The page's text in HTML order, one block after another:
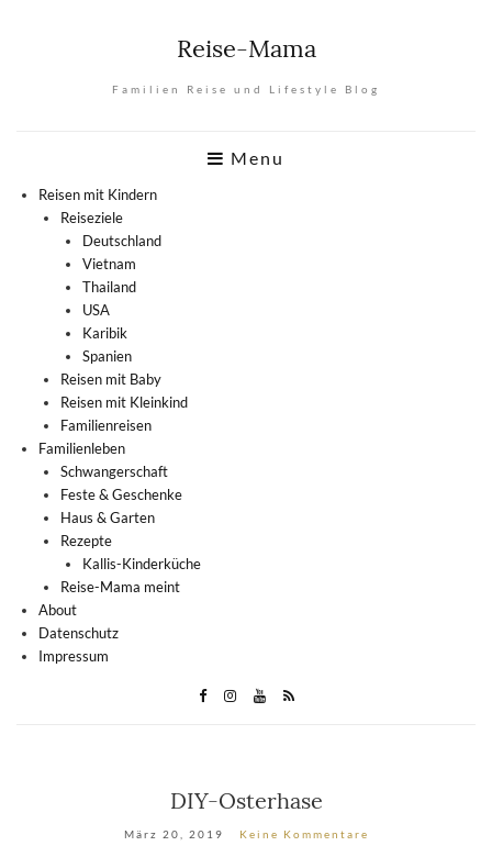
Reise-Mama
Familien Reise und Lifestyle Blog
Menu
Reisen mit Kindern
Reiseziele
Deutschland
Vietnam
Thailand
USA
Karibik
Spanien
Reisen mit Baby
Reisen mit Kleinkind
Familienreisen
Familienleben
Schwangerschaft
Feste & Geschenke
Haus & Garten
Rezepte
Kallis-Kinderküche
Reise-Mama meint
About
Datenschutz
Impressum
DIY-Osterhase
März 20, 2019 Keine Kommentare